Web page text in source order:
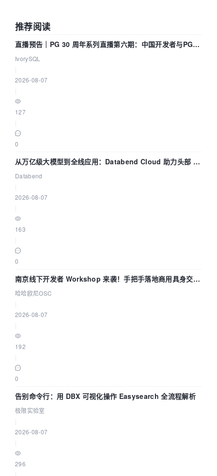
推荐阅读
直播预告｜PG 30 周年系列直播第六期：中国开发者与PG内
核——我们改得动吗？我们贡献了什么？
IvorySQL
2026-08-07
127
0
从万亿级大模型到全线应用：Databend Cloud 助力头部 AI
企业构建全链路 Trace 数据管道
Databend
2026-08-07
163
0
南京线下开发者 Workshop 来袭！手把手落地商用具身交互
智能 Agent 应用
哈哈欧尼OSC
2026-08-07
192
0
告别命令行：用 DBX 可视化操作 Easysearch 全流程解析
极限实验室
2026-08-07
296